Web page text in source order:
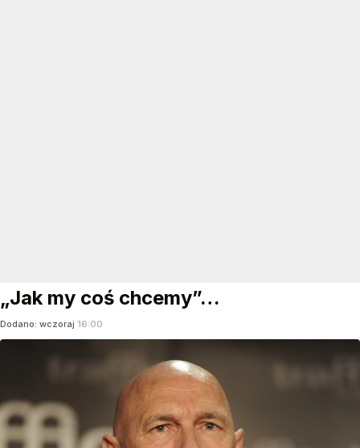
„Jak my coś chcemy”…
Dodano: wczoraj 16:00